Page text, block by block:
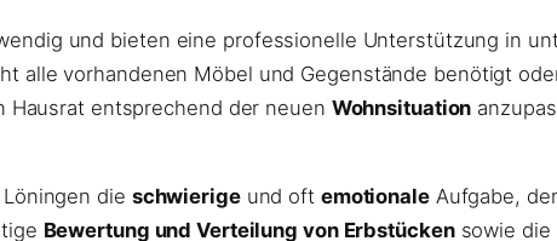
und bieten eine professionelle Unterstützung in
alle vorhandenen Möbel und Gegenstände benötigt
Hausrat entsprechend der neuen Wohnsituation
die schwierigeund oft emotionaleAufgabe,
Bewertung und Verteilung von Erbstückensowie die